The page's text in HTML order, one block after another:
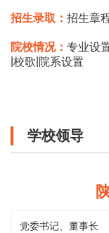
招生录取： 招生章
院校情况： 专业设
校歌 院系设置
学校领导
党委书记、董事长